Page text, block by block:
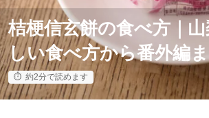
桔梗信玄餅の食べ方｜
しい食べ方から番外編
約2分で読めます